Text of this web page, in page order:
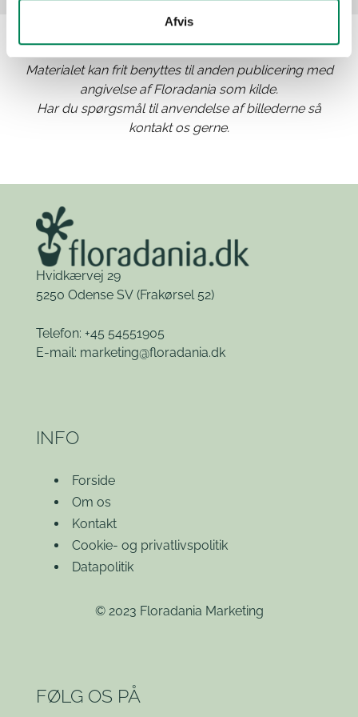
Afvis
Materialet kan frit benyttes til anden publicering med
angivelse af Floradania som kilde.
Har du spørgsmål til anvendelse af billederne så
kontakt os gerne.
Hvidkærvej 29
5250 Odense SV (Frakørsel 52)
Telefon: +45 54551905
E-mail: marketing@floradania.dk
INFO
Forside
Om os
Kontakt
Cookie- og privatlivspolitik
Datapolitik
© 2023 Floradania Marketing
FØLG OS PÅ